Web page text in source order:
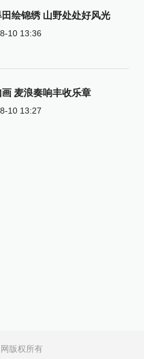
绘锦绣 山野处处好风光
10 13:36
麦浪奏响丰收乐章
10 13:27
版权所有